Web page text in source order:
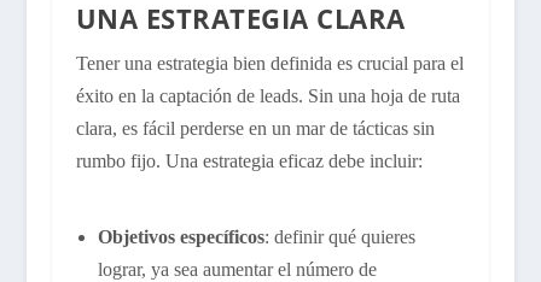
UNA ESTRATEGIA CLARA
Tener una estrategia bien definida es crucial para el
éxito en la captación de leads. Sin una hoja de ruta
clara, es fácil perderse en un mar de tácticas sin
rumbo fijo. Una estrategia eficaz debe incluir:
Objetivos específicos: definir qué quieres
lograr, ya sea aumentar el número de